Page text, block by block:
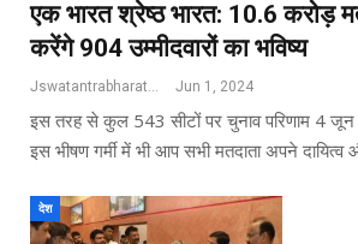
एक भारत श्रेष्ठ भारत: 10.6 करोड़
करेंगे 904 उम्मीदवारों का भविष्य
Jswatantrabharat@gmail.com Jun 1, 2024
इस तरह से कुल 543 सीटों पर चुनाव परिणाम 4 जून
इस भीषण गर्मी में भी आप सभी मतदाता अपने
देश